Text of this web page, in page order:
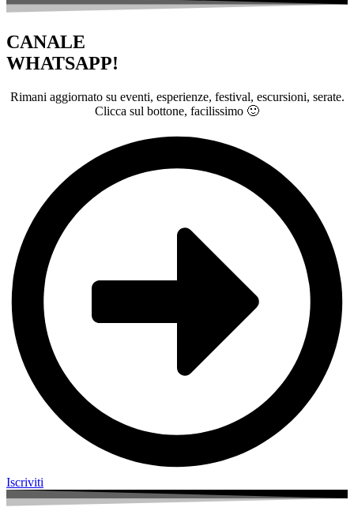
CANALE
WHATSAPP!
Rimani aggiornato su eventi, esperienze, festival, escursioni, serate.
Clicca sul bottone, facilissimo 🙂
Iscriviti